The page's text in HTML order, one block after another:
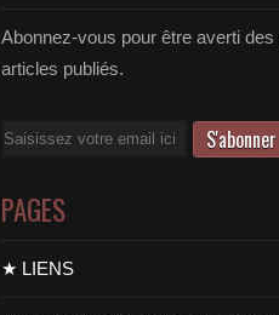
Abonnez-vous pour être averti des
articles publiés.
Email
PAGES
★ LIENS